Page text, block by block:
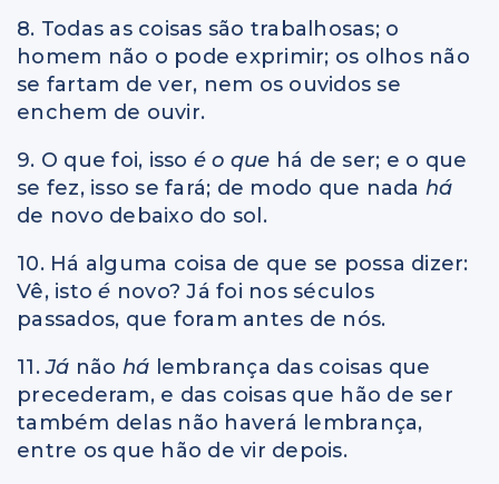
8. Todas as coisas são trabalhosas; o
homem não o pode exprimir; os olhos não
se fartam de ver, nem os ouvidos se
enchem de ouvir.
9. O que foi, isso é o que há de ser; e o que
se fez, isso se fará; de modo que nada há
de novo debaixo do sol.
10. Há alguma coisa de que se possa dizer:
Vê, istoé novo? Já foi nos séculos
passados, que foram antes de nós.
11.Já não há lembrança das coisas que
precederam, e das coisas que hão de ser
também delas não haverá lembrança,
entre os que hão de vir depois.